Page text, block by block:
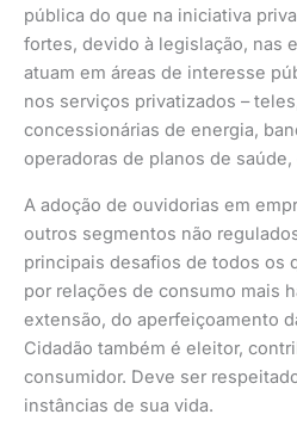
pública do que na iniciativa
fortes, devido à legislação, nas
atuam em áreas de interesse
nos serviços privatizados –
concessionárias de energia,
operadoras de planos de
A adoção de ouvidorias em
outros segmentos não
principais desafios de todos os
por relações de consumo mais
extensão, do aperfeiçoamento
Cidadão também é eleitor,
consumidor. Deve ser
instâncias de sua vida.